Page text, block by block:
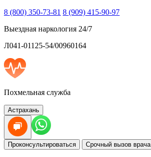
8 (800) 350-73-81 8 (909) 415-90-97
Выездная наркология 24/7
Л041-01125-54/00960164
Похмельная служба
Астрахань
Проконсультироваться Срочный вызов врача